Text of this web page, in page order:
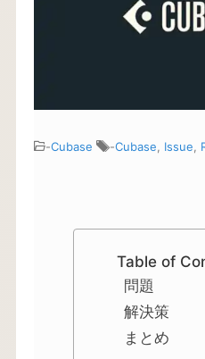
-Cubase -Cubase Issue
Table of
問題
解決策
まとめ